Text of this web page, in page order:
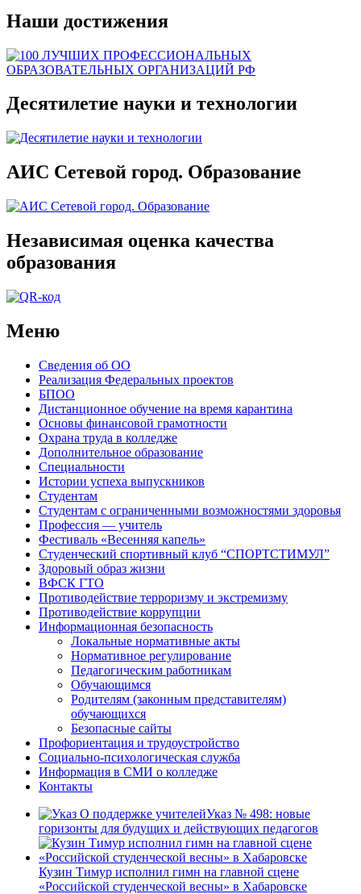
Наши достижения
Десятилетие науки и технологии
АИС Сетевой город. Образование
Независимая оценка качества
образования
Меню
Сведения об ОО
Реализация Федеральных проектов
БПОО
Дистанционное обучение на время карантина
Основы финансовой грамотности
Охрана труда в колледже
Дополнительное образование
Специальности
Истории успеха выпускников
Студентам
Студентам с ограниченными возможностями здоровья
Профессия — учитель
Фестиваль «Весенняя капель»
Студенческий спортивный клуб “СПОРТСТИМУЛ”
Здоровый образ жизни
ВФСК ГТО
Противодействие терроризму и экстремизму
Противодействие коррупции
Информационная безопасность
Локальные нормативные акты
Нормативное регулирование
Педагогическим работникам
Обучающимся
Родителям (законным представителям)
обучающихся
Безопасные сайты
Профориентация и трудоустройство
Социально-психологическая служба
Информация в СМИ о колледже
Контакты
Указ № 498: новые
горизонты для будущих и действующих педагогов
Кузин Тимур исполнил гимн на главной сцене
«Российской студенческой весны» в Хабаровске